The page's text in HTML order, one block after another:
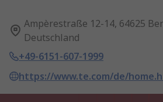
Ampèrestraße 12-14, 64625
Deutschland
+49-6151-607-1999
https://www.te.com/de/